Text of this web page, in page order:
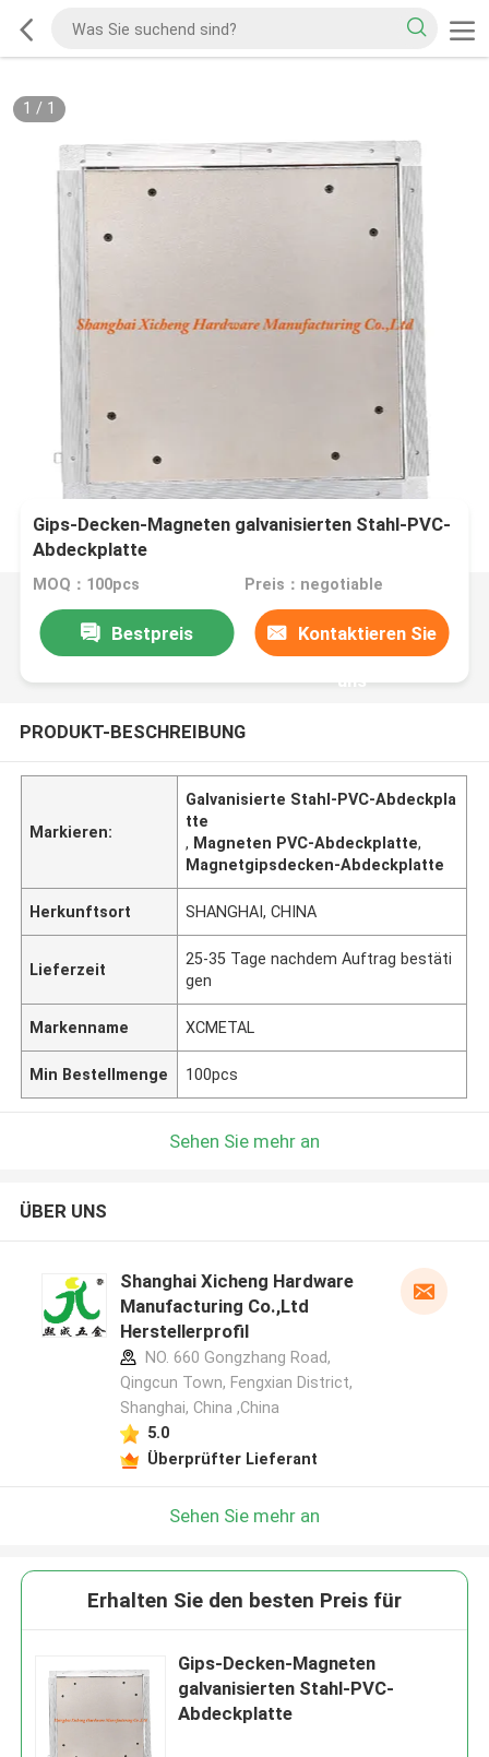
1 / 1
Gips-Decken-Magneten galvanisierten Stahl-PVC-
Abdeckplatte
MOQ：100pcs Preis：negotiable
Bestpreis Kontaktieren Sie
uns
PRODUKT-BESCHREIBUNG
Markieren:
Galvanisierte Stahl-PVC-Abdeckpla
tte
, Magneten PVC-Abdeckplatte,
Magnetgipsdecken-Abdeckplatte
Herkunftsort SHANGHAI, CHINA
Lieferzeit
25-35 Tage nachdem Auftrag bestäti
gen
Markenname XCMETAL
Min Bestellmenge 100pcs
Sehen Sie mehr an
ÜBER UNS
Shanghai Xicheng Hardware
Manufacturing Co.,Ltd
Herstellerprofil
NO. 660 Gongzhang Road,
Qingcun Town, Fengxian District,
Shanghai, China ,China
5.0
Überprüfter Lieferant
Sehen Sie mehr an
Erhalten Sie den besten Preis für
Gips-Decken-Magneten
galvanisierten Stahl-PVC-
Abdeckplatte